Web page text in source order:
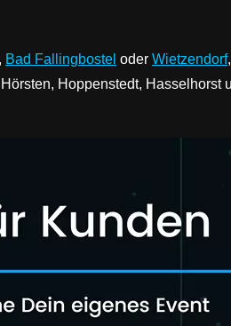
, Bad Fallingbostel oder Wietzendorf,
Hoppenstedt, Hasselhorst